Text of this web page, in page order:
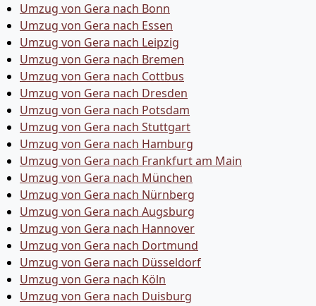
Umzug von Gera nach Bonn
Umzug von Gera nach Essen
Umzug von Gera nach Leipzig
Umzug von Gera nach Bremen
Umzug von Gera nach Cottbus
Umzug von Gera nach Dresden
Umzug von Gera nach Potsdam
Umzug von Gera nach Stuttgart
Umzug von Gera nach Hamburg
Umzug von Gera nach Frankfurt am Main
Umzug von Gera nach München
Umzug von Gera nach Nürnberg
Umzug von Gera nach Augsburg
Umzug von Gera nach Hannover
Umzug von Gera nach Dortmund
Umzug von Gera nach Düsseldorf
Umzug von Gera nach Köln
Umzug von Gera nach Duisburg